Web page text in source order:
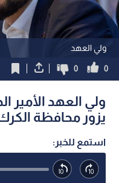
ولي العهد
0
0
ولي العهد الأمير
يزور محافظة
استمع للخبر: